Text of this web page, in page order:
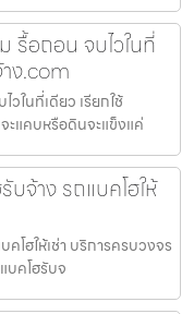
รื้อถอน จบไวในที่
ง.com
ในที่เดียว เรียกใช้
ะแคบหรือดินจะแข็งแค่
จ้าง รถแบคโฮให้
โฮให้เช่า บริการครบวงจร
บคโฮรับจ